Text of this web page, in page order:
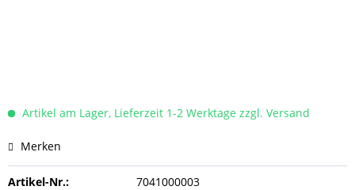
Artikel am Lager, Lieferzeit 1-2 Werktage zzgl. Versand
Merken
Artikel-Nr.: 7041000003